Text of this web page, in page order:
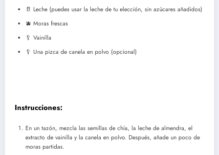
🥛 Leche (puedes usar la leche de tu elección, sin azúcares añadidos)
🫐 Moras frescas
🥄 Vainilla
🥄 Una pizca de canela en polvo (opcional)
Instrucciones:
En un tazón, mezcla las semillas de chía, la leche de almendra, el
extracto de vainilla y la canela en polvo. Después, añade un poco de
moras partidas.